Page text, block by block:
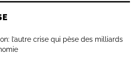
l’autre crise qui pèse des milliards